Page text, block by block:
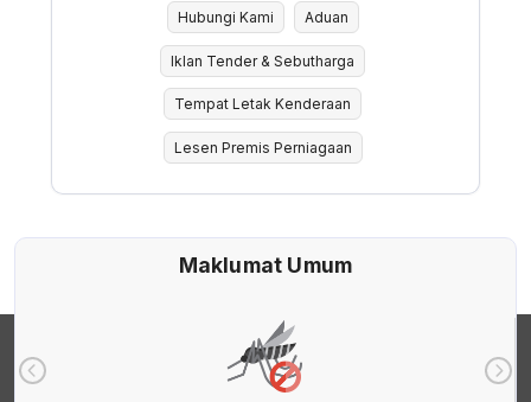
Hubungi Kami Aduan
Iklan Tender & Sebutharga
Tempat Letak Kenderaan
Lesen Premis Perniagaan
Maklumat Umum